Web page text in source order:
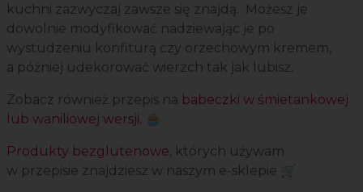
kuchni zazwyczaj zawsze się znajdą. Możesz je
dowolnie modyfikować nadziewając je po
wystudzeniu konfiturą czy orzechowym kremem,
a póżniej udekorować wierzch tak jak lubisz.
Zobacz również przepis na babeczki w śmietankowej
lub waniliowej wersji. 🧁
Produkty bezglutenowe, których używam
w przepisie znajdziesz w naszym e-sklepie 🛒